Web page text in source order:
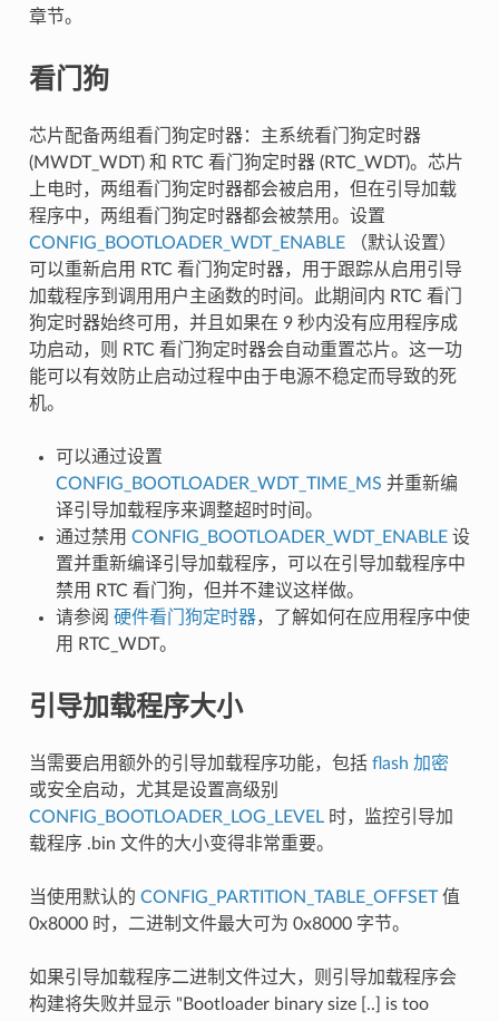
章节。
看门狗
芯片配备两组看门狗定时器：主系统看门狗定时器
(MWDT_WDT) 和 RTC 看门狗定时器 (RTC_WDT)。芯片
上电时，两组看门狗定时器都会被启用，但在引导加载
程序中，两组看门狗定时器都会被禁用。设置
CONFIG_BOOTLOADER_WDT_ENABLE（默认设置）
可以重新启用 RTC 看门狗定时器，用于跟踪从启用引导
加载程序到调用用户主函数的时间。此期间内 RTC 看门
狗定时器始终可用，并且如果在 9 秒内没有应用程序成
功启动，则 RTC 看门狗定时器会自动重置芯片。这一功
能可以有效防止启动过程中由于电源不稳定而导致的死
机。
可以通过设置
CONFIG_BOOTLOADER_WDT_TIME_MS 并重新编
译引导加载程序来调整超时时间。
通过禁用 CONFIG_BOOTLOADER_WDT_ENABLE设
置并重新编译引导加载程序，可以在引导加载程序中
禁用 RTC 看门狗，但并不建议这样做。
请参阅 硬件看门狗定时器，了解如何在应用程序中使
用 RTC_WDT。
引导加载程序大小
当需要启用额外的引导加载程序功能，包括 flash 加密
或安全启动，尤其是设置高级别
CONFIG_BOOTLOADER_LOG_LEVEL时，监控引导加
载程序 .bin 文件的大小变得非常重要。
当使用默认的 CONFIG_PARTITION_TABLE_OFFSET值
0x8000 时，二进制文件最大可为 0x8000 字节。
如果引导加载程序二进制文件过大，则引导加载程序会
构建将失败并显示 "Bootloader binary size [..] is too